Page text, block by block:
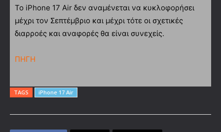
Το iPhone 17 Air δεν αναμένεται να κυκλοφορήσει
μέχρι τον Σεπτέμβριο και μέχρι τότε οι σχετικές
διαρροές και αναφορές θα είναι συνεχείς.
ΠΗΓΗ
TAGS iPhone 17 Air